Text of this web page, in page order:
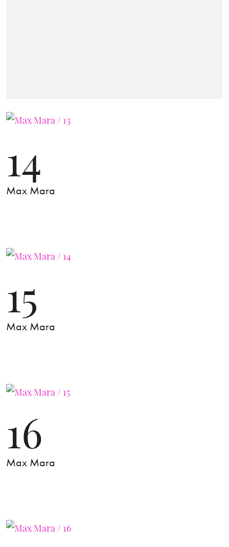
14
Max Mara
15
Max Mara
16
Max Mara